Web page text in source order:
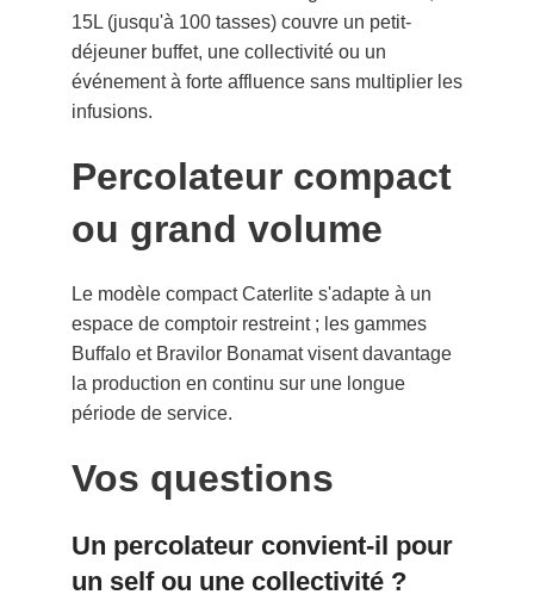
15L (jusqu'à 100 tasses) couvre un petit-
déjeuner buffet, une collectivité ou un
événement à forte affluence sans multiplier les
infusions.
Percolateur compact
ou grand volume
Le modèle compact Caterlite s'adapte à un
espace de comptoir restreint ; les gammes
Buffalo et Bravilor Bonamat visent davantage
la production en continu sur une longue
période de service.
Vos questions
Un percolateur convient-il pour
un self ou une collectivité ?